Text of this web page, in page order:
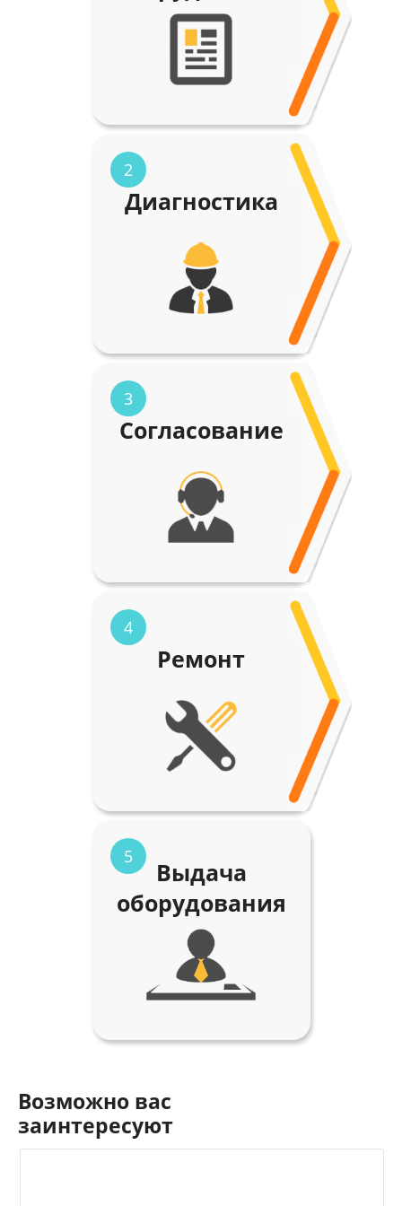
2
Диагностика
3
Согласование
4
Ремонт
5
Выдача
оборудования
Возможно вас
заинтересуют